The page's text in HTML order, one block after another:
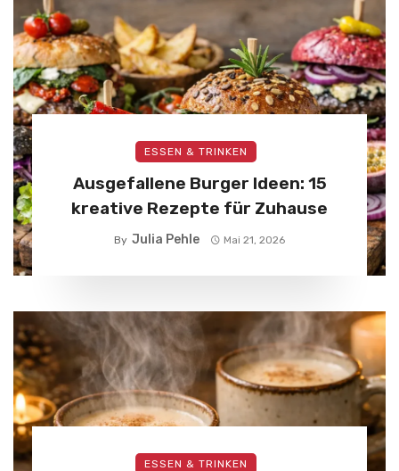
ESSEN & TRINKEN
Ausgefallene Burger Ideen: 15
kreative Rezepte für Zuhause
By Julia Pehle Mai 21, 2026
ESSEN & TRINKEN